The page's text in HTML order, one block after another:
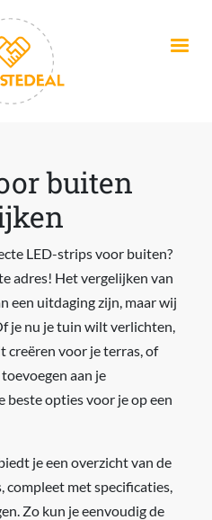
buiten
LED-strips voor buiten?
adres! Het vergelijken van
een uitdaging zijn, maar wij
je nu je tuin wilt verlichten,
creëren voor je terras, of
aan je
opties voor je op een
je een overzicht van de
compleet met specificaties,
Zo kun je eenvoudig de